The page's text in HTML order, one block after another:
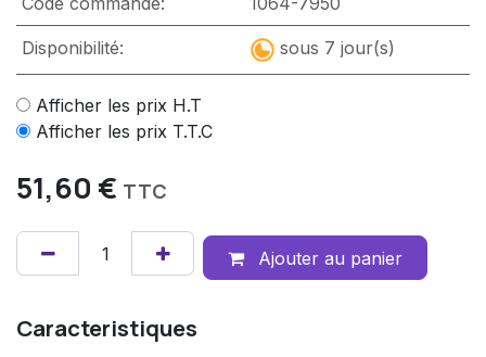
Disponibilité: sous 7 jour(s)
Afficher les prix H.T
Afficher les prix T.T.C
51,60 € TTC
Ajouter au panier
Caracteristiques